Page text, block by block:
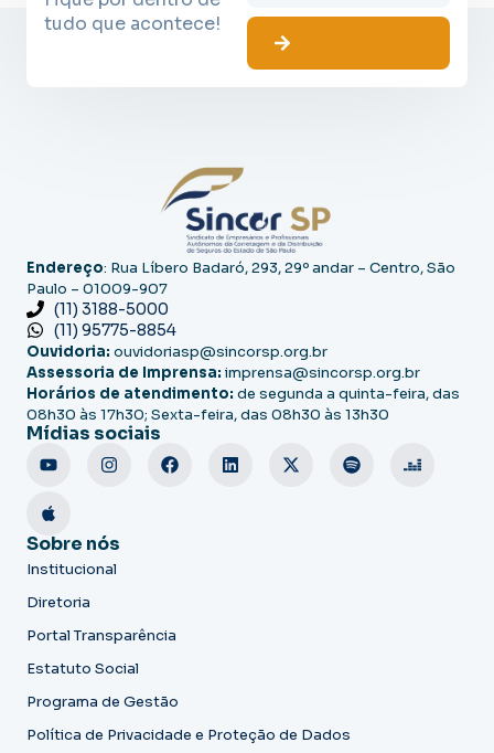
tudo que acontece!
Endereço: Rua Líbero Badaró, 293, 29º andar – Centro, São
Paulo – 01009-907
(11) 3188-5000
(11) 95775-8854
Ouvidoria: ouvidoriasp@sincorsp.org.br
Assessoria de Imprensa: imprensa@sincorsp.org.br
Horários de atendimento: de segunda a quinta-feira, das
08h30 às 17h30; Sexta-feira, das 08h30 às 13h30
Mídias sociais
Sobre nós
Institucional
Diretoria
Portal Transparência
Estatuto Social
Programa de Gestão
Política de Privacidade e Proteção de Dados